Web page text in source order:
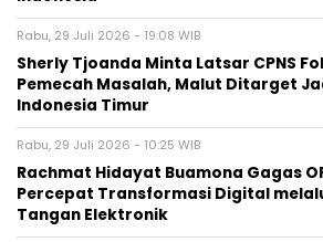
Rabu, 29 Juli 2026 - 19:08 WIB
Sherly Tjoanda Minta Latsar CPNS
Pemecah Masalah, Malut Ditarget
Indonesia Timur
Rabu, 29 Juli 2026 - 10:25 WIB
Rachmat Hidayat Buamona Gagas
Percepat Transformasi Digital
Tangan Elektronik